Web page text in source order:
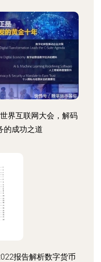
界互联网大会，解码
的成功之道
报告解析数字货币